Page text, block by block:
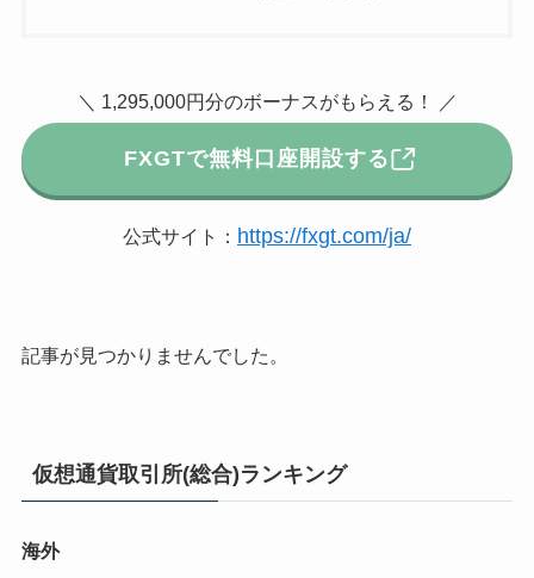
＼ 1,295,000円分のボーナスがもらえる！ ／
FXGTで無料口座開設する
公式サイト： https://fxgt.com/ja/
記事が見つかりませんでした。
仮想通貨取引所(総合)ランキング
海外